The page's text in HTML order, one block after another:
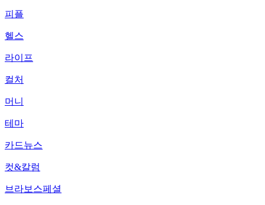
피플
헬스
라이프
컬처
머니
테마
카드뉴스
컷&칼럼
브라보스페셜